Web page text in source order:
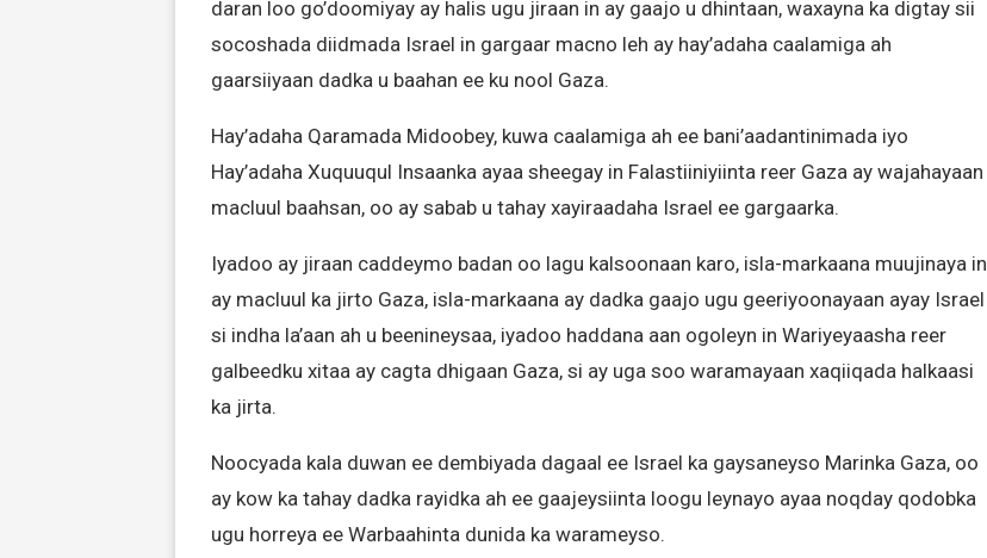
daran loo go’doomiyay ay halis ugu jiraan in ay gaajo u dhintaan, waxayna ka digtay sii
socoshada diidmada Israel in gargaar macno leh ay hay’adaha caalamiga ah
gaarsiiyaan dadka u baahan ee ku nool Gaza.
Hay’adaha Qaramada Midoobey, kuwa caalamiga ah ee bani’aadantinimada iyo
Hay’adaha Xuquuqul Insaanka ayaa sheegay in Falastiiniyiinta reer Gaza ay wajahayaan
macluul baahsan, oo ay sabab u tahay xayiraadaha Israel ee gargaarka.
Iyadoo ay jiraan caddeymo badan oo lagu kalsoonaan karo, isla-markaana muujinaya in
ay macluul ka jirto Gaza, isla-markaana ay dadka gaajo ugu geeriyoonayaan ayay Israel
si indha la’aan ah u beenineysaa, iyadoo haddana aan ogoleyn in Wariyeyaasha reer
galbeedku xitaa ay cagta dhigaan Gaza, si ay uga soo waramayaan xaqiiqada halkaasi
ka jirta.
Noocyada kala duwan ee dembiyada dagaal ee Israel ka gaysaneyso Marinka Gaza, oo
ay kow ka tahay dadka rayidka ah ee gaajeysiinta loogu leynayo ayaa noqday qodobka
ugu horreya ee Warbaahinta dunida ka warameyso.